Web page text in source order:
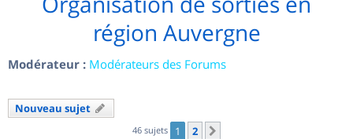
région Auvergne
Modérateur : Modérateurs des Forums
Nouveau sujet
46 sujets 1 2